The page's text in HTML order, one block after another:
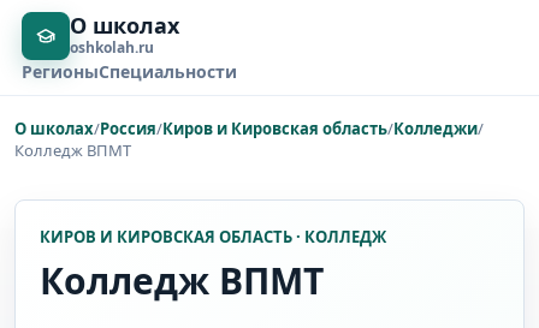
О школах
oshkolah.ru
РегионыСпециальности
О школах/Россия/Киров и Кировская область/Колледжи/
Колледж ВПМТ
КИРОВ И КИРОВСКАЯ ОБЛАСТЬ · КОЛЛЕДЖ
Колледж ВПМТ